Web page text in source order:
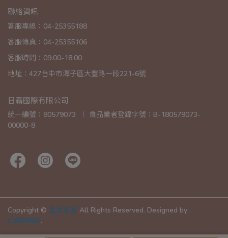
聯絡資訊
客服專線：04-25355188
客服傳真：04-25355106
客服時間：09:00-18:00
地址：427台中市潭子區大豐路一段221-6號
日霸國際有限公司
統一編號：80579073  ︱ 食品業者登錄字號：B-180579073-
00000-8
Copyright © 生活采家 All Rights Reserved. Designed by
CYBERBIZ.